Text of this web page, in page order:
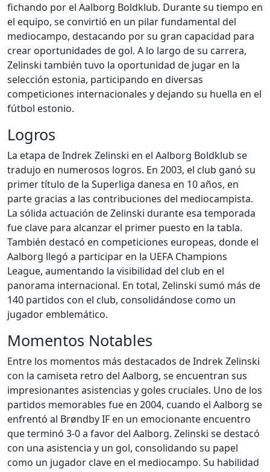
fichando por el Aalborg Boldklub. Durante su tiempo en
el equipo, se convirtió en un pilar fundamental del
mediocampo, destacando por su gran capacidad para
crear oportunidades de gol. A lo largo de su carrera,
Zelinski también tuvo la oportunidad de jugar en la
selección estonia, participando en diversas
competiciones internacionales y dejando su huella en el
fútbol estonio.
Logros
La etapa de Indrek Zelinski en el Aalborg Boldklub se
tradujo en numerosos logros. En 2003, el club ganó su
primer título de la Superliga danesa en 10 años, en
parte gracias a las contribuciones del mediocampista.
La sólida actuación de Zelinski durante esa temporada
fue clave para alcanzar el primer puesto en la tabla.
También destacó en competiciones europeas, donde el
Aalborg llegó a participar en la UEFA Champions
League, aumentando la visibilidad del club en el
panorama internacional. En total, Zelinski sumó más de
140 partidos con el club, consolidándose como un
jugador emblemático.
Momentos Notables
Entre los momentos más destacados de Indrek Zelinski
con la camiseta retro del Aalborg, se encuentran sus
impresionantes asistencias y goles cruciales. Uno de los
partidos memorables fue en 2004, cuando el Aalborg se
enfrentó al Brøndby IF en un emocionante encuentro
que terminó 3-0 a favor del Aalborg. Zelinski se destacó
con una asistencia y un gol, consolidando su papel
como un jugador clave en el mediocampo. Su habilidad